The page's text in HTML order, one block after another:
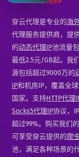
穿云代理是专业的海
代理服务提供商，提
的动态代理IP池流量
最低2.5元/GB起。我
源包括超过9000万的
IP和机房IP，覆盖全
国家。支持HTTP代理
Socks5代理IP协议，
超过99%。购买我们
可享受穿云提供的爬
池，满足各种场景的